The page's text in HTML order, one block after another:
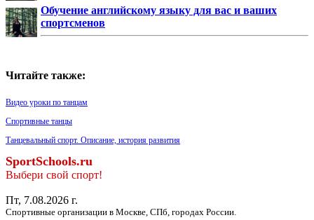
Обучение английскому языку для вас и ваших
спортсменов
Читайте также:
Видео уроки по танцам
Спортивные танцы
Танцевальный спорт. Описание, история развития
SportSchools.ru
Выбери свой спорт!
Пт, 7.08.2026 г.
Спортивные организации в Москве, СПб, городах России.